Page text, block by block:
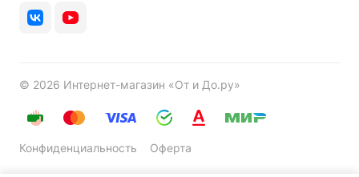
© 2026 Интернет-магазин «От и До.ру»
Конфиденциальность Оферта